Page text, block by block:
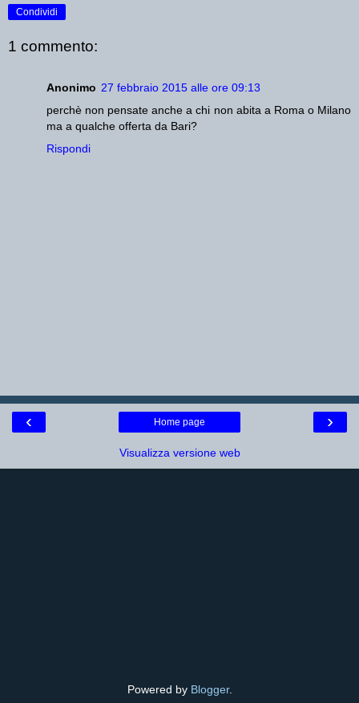
Condividi
1 commento:
Anonimo 27 febbraio 2015 alle ore 09:13
perchè non pensate anche a chi non abita a Roma o Milano
ma a qualche offerta da Bari?
Rispondi
‹ ›
Home page
Visualizza versione web
Powered by Blogger.